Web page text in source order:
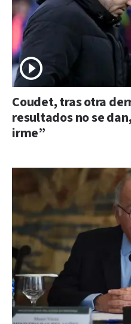
Coudet, tras otra
resultados no se
irme”